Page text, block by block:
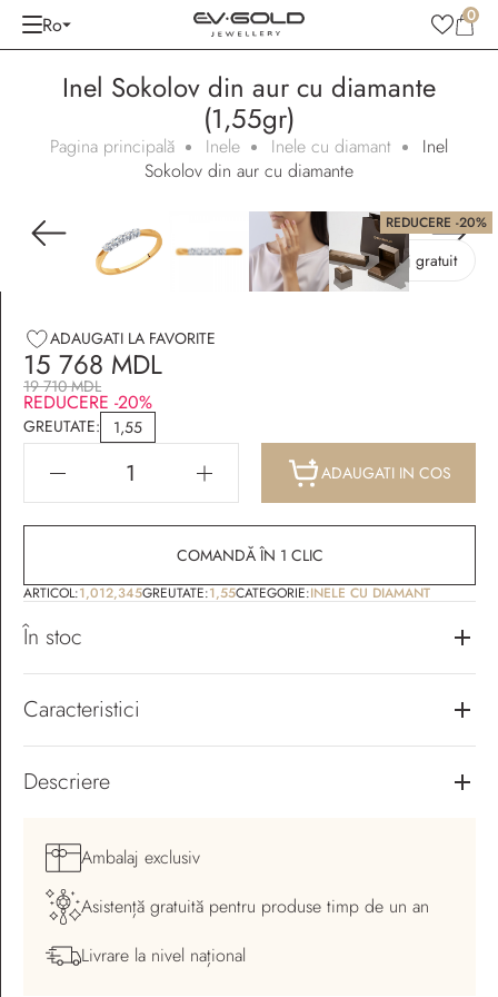
Ro 0
Inel Sokolov din aur cu diamante
(1,55gr)
Pagina principală Inele Inele cu diamant
Inel
Sokolov din aur cu diamante
REDUCERE -20%
Ambalaj gratuit
ADAUGATI LA FAVORITE
15 768 MDL
19 710 MDL
REDUCERE -20%
GREUTATE: 1,55
ADAUGATI IN COS
COMANDĂ ÎN 1 CLIC
ARTICOL:1,012,345GREUTATE:1,55CATEGORIE:INELE CU DIAMANT
În stoc
Caracteristici
Descriere
Ambalaj exclusiv
Asistență gratuită pentru produse timp de un an
Livrare la nivel național